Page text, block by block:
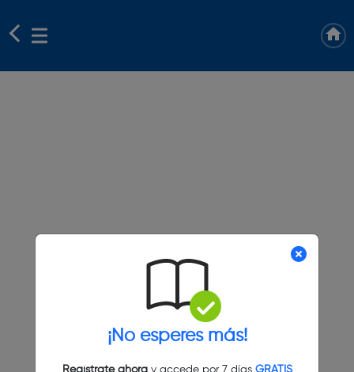
¡No esperes más!
Regístrate ahoray accede por 7 días GRATIS